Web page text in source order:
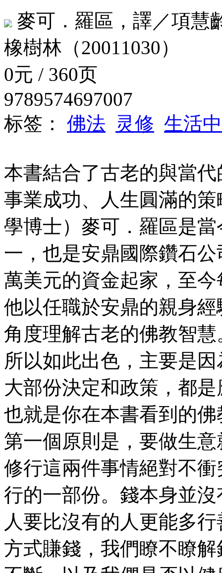
麥可．羅區，譯／項慧
橡樹林（20011030）
0元 / 360页
9789574697007
标签： 佛法 灵修 生活
本書結合了古老的與當
事業成功、人生圓滿的
學博士）麥可．羅區是
一，也是安鼎國際鑽石
萬美元的資金起家，至
他以任職於安鼎的親身
角度理解古老的佛教智
所以如此出色，主要是
大部份決定和政策，都
也就是你在本書看到的
第一個原則是，要做生
修行這兩件事情絕對不
行的一部份。錢本身並
人要比沒有的人更能多
方式賺錢，我們瞭不瞭